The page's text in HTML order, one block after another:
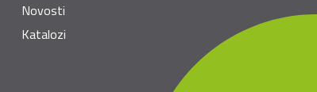
Novosti
Katalozi